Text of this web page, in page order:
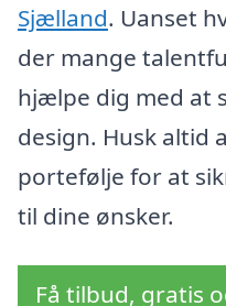
Sjælland. Uanset
der mange
hjælpe dig med at
design. Husk altid
portefølje for at
til dine ønsker.
Få tilbud, gratis